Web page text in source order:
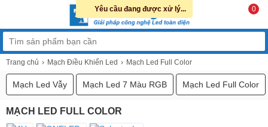
0
Trang chủ Mạch Điều Khiển Led Mạch Led Full Color
Mạch Led Vẫy Mạch Led 7 Màu RGB Mạch Led Full Color
MẠCH LED FULL COLOR
Yêu cầu đang được xử lý...